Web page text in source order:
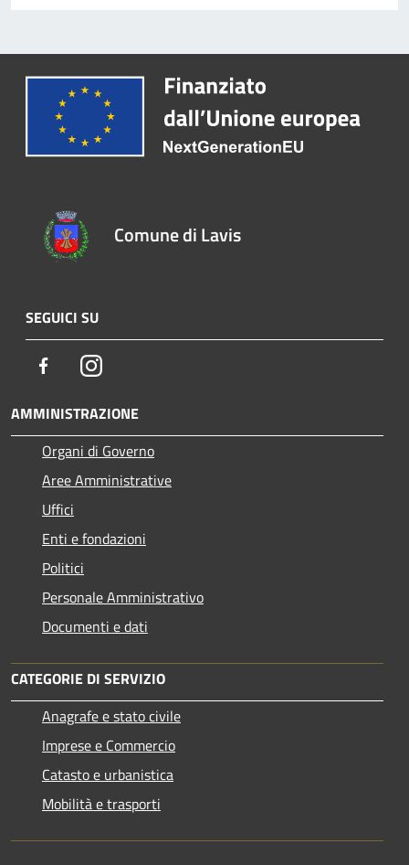
Comune di Lavis
SEGUICI SU
FacebookInstagram
AMMINISTRAZIONE
Organi di Governo
Aree Amministrative
Uffici
Enti e fondazioni
Politici
Personale Amministrativo
Documenti e dati
CATEGORIE DI SERVIZIO
Anagrafe e stato civile
Imprese e Commercio
Catasto e urbanistica
Mobilità e trasporti